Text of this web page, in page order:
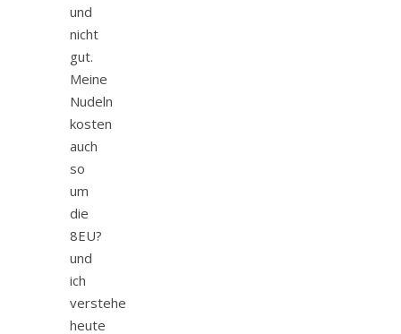
und
nicht
gut.
Meine
Nudeln
kosten
auch
so
um
die
8EU?
und
ich
verstehe
heute